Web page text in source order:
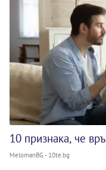
10 признака, че
MelomanBG - 10te.bg